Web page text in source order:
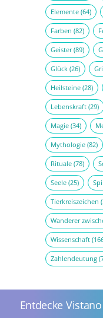
Elemente(64)
Farben (82)
Geister(89)
Glück(26)
Heilsteine(28)
Lebenskraft(29)
Magie(34)
Mythologie(82)
Rituale(78)
Seele(25)
Tierkreiszeichen
Wanderer
Wissenschaft
Zahlendeutung
Entdecke Vistano